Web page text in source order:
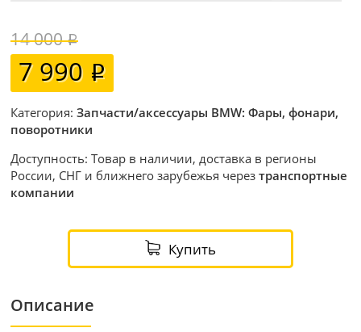
14 000
7 990
Категория:Запчасти/аксессуары BMW: Фары, фонари,
поворотники
Доступность: Товар в наличии, доставка в регионы
России, СНГ и ближнего зарубежья черезтранспортные
компании
Купить
Описание